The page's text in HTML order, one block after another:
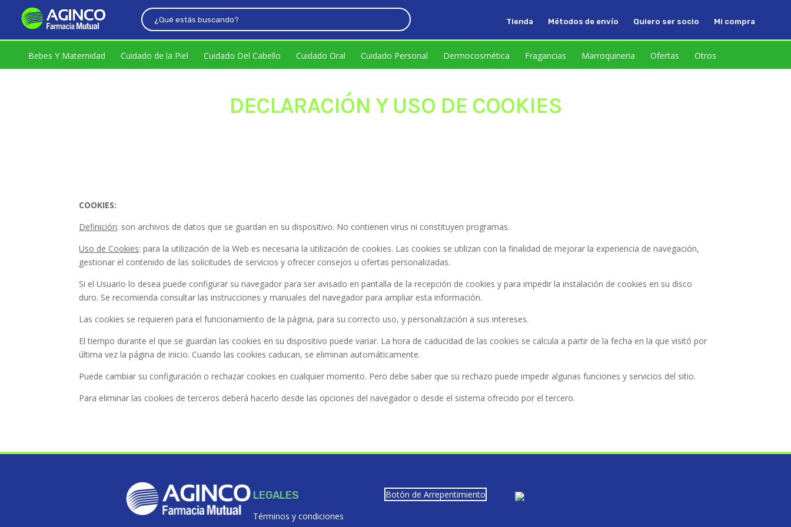
Tienda Métodos de envío Quiero ser socio Mi compra
Bebes Y Maternidad Cuidado de la Piel Cuidado Del Cabello Cuidado Oral Cuidado Personal Dermocosmética Fragancias Marroquineria Ofertas Otros
DECLARACIÓN Y USO DE COOKIES
COOKIES:
Definición: son archivos de datos que se guardan en su dispositivo. No contienen virus ni constituyen programas.
Uso de Cookies: para la utilización de la Web es necesaria la utilización de cookies. Las cookies se utilizan con la finalidad de mejorar la experiencia de navegación,
gestionar el contenido de las solicitudes de servicios y ofrecer consejos u ofertas personalizadas.
Si el Usuario lo desea puede configurar su navegador para ser avisado en pantalla de la recepción de cookies y para impedir la instalación de cookies en su disco
duro. Se recomienda consultar las instrucciones y manuales del navegador para ampliar esta información.
Las cookies se requieren para el funcionamiento de la página, para su correcto uso, y personalización a sus intereses.
El tiempo durante el que se guardan las cookies en su dispositivo puede variar. La hora de caducidad de las cookies se calcula a partir de la fecha en la que visitó por
última vez la página de inicio. Cuando las cookies caducan, se eliminan automáticamente.
Puede cambiar su configuración o rechazar cookies en cualquier momento. Pero debe saber que su rechazo puede impedir algunas funciones y servicios del sitio.
Para eliminar las cookies de terceros deberá hacerlo desde las opciones del navegador o desde el sistema ofrecido por el tercero.
LEGALES
Términos y condiciones
Botón de Arrepentimiento